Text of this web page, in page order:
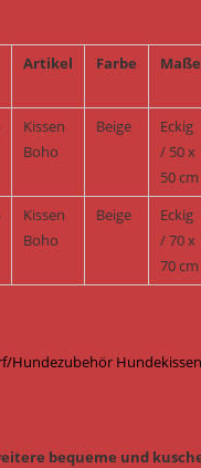
Artikel Farbe Maße
Kissen
Boho
Beige
Eckig
/ 50 x
50 cm
Kissen
Boho
Beige
Eckig
/ 70 x
70 cm
Hundezubehör
bequeme und